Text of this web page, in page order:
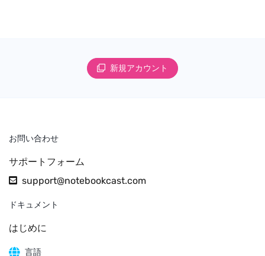
新規アカウント
お問い合わせ
サポートフォーム
support@notebookcast.com
ドキュメント
はじめに
言語